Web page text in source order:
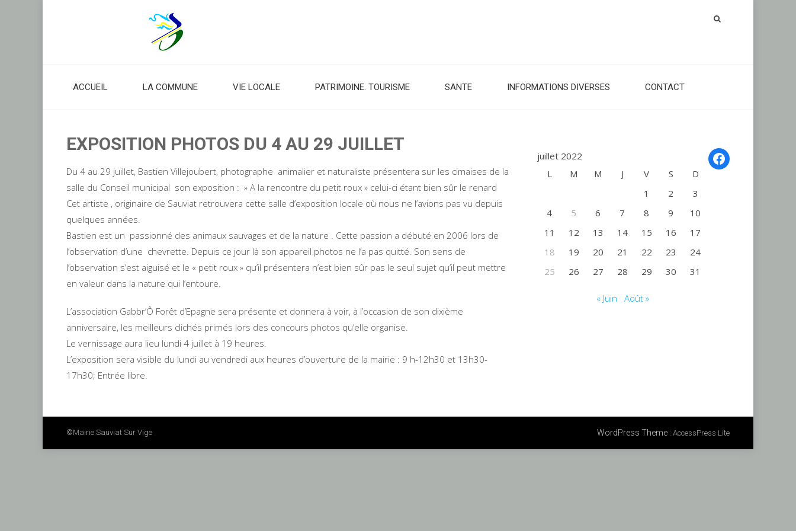
ACCUEIL LA COMMUNE VIE LOCALE PATRIMOINE. TOURISME SANTE INFORMATIONS DIVERSES CONTACT
EXPOSITION PHOTOS DU 4 AU 29 JUILLET
Du 4 au 29 juillet, Bastien Villejoubert, photographe animalier et naturaliste présentera sur les cimaises de la
salle du Conseil municipal son exposition : » A la rencontre du petit roux » celui-ci étant bien sûr le renard
Cet artiste , originaire de Sauviat retrouvera cette salle d’exposition locale où nous ne l’avions pas vu depuis
quelques années.
Bastien est un passionné des animaux sauvages et de la nature . Cette passion a débuté en 2006 lors de
l’observation d’une chevrette. Depuis ce jour là son appareil photos ne l’a pas quitté. Son sens de
l’observation s’est aiguisé et le « petit roux » qu’il présentera n’est bien sûr pas le seul sujet qu’il peut mettre
en valeur dans la nature qui l’entoure.
L’association Gabbr’Ô Forêt d’Epagne sera présente et donnera à voir, à l’occasion de son dixième
anniversaire, les meilleurs clichés primés lors des concours photos qu’elle organise.
Le vernissage aura lieu lundi 4 juillet à 19 heures.
L’exposition sera visible du lundi au vendredi aux heures d’ouverture de la mairie : 9 h-12h30 et 13h30-
17h30; Entrée libre.
Facebook
juillet 2022
L
M M J V S
D
1
2
3
4
5 6 7 8 9
10
11
12 13 14 15 16
17
18
19 20 21 22 23
24
25
26 27 28 29 30 31
« Juin Août »
©mairie Sauviat Sur Vige WordPress Theme : AccessPress Lite